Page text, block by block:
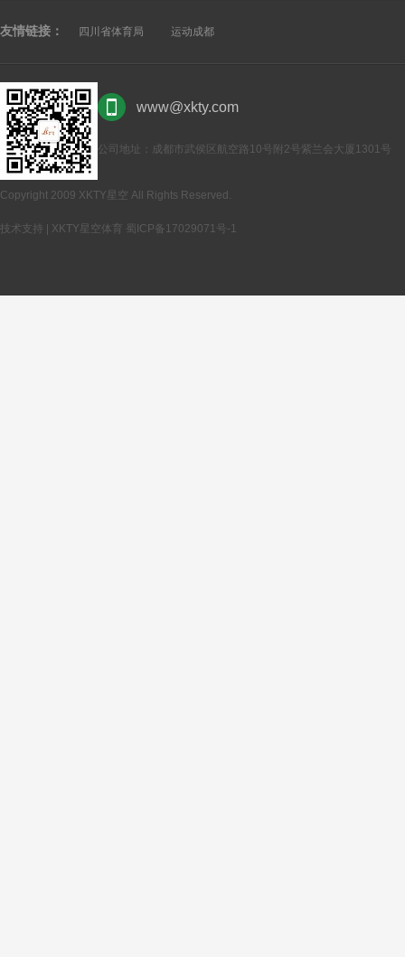
友情链接： 四川省体育局 运动成都
www@xkty.com
公司地址：成都市武侯区航空路10号附2号紫兰会大厦1301号
Copyright 2009 XKTY星空 All Rights Reserved.
技术支持 | XKTY星空体育 蜀ICP备17029071号-1